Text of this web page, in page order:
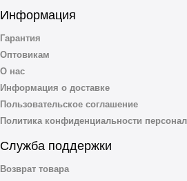
Информация
Гарантия
Оптовикам
О нас
Информация о доставке
Пользовательское соглашение
Политика конфиденциальности
Служба поддержки
Возврат товара